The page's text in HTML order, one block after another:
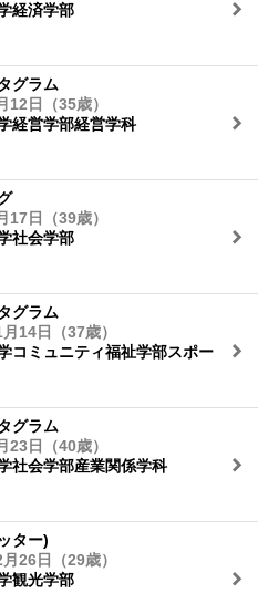
経済学部
グラム
12日（35歳）
経営学部経営学科
17日（39歳）
社会学部
グラム
14日（37歳）
コミュニティ福祉学部スポー
グラム
23日（40歳）
社会学部産業関係学科
ター)
26日（29歳）
観光学部